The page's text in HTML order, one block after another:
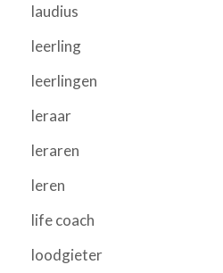
laudius
leerling
leerlingen
leraar
leraren
leren
life coach
loodgieter